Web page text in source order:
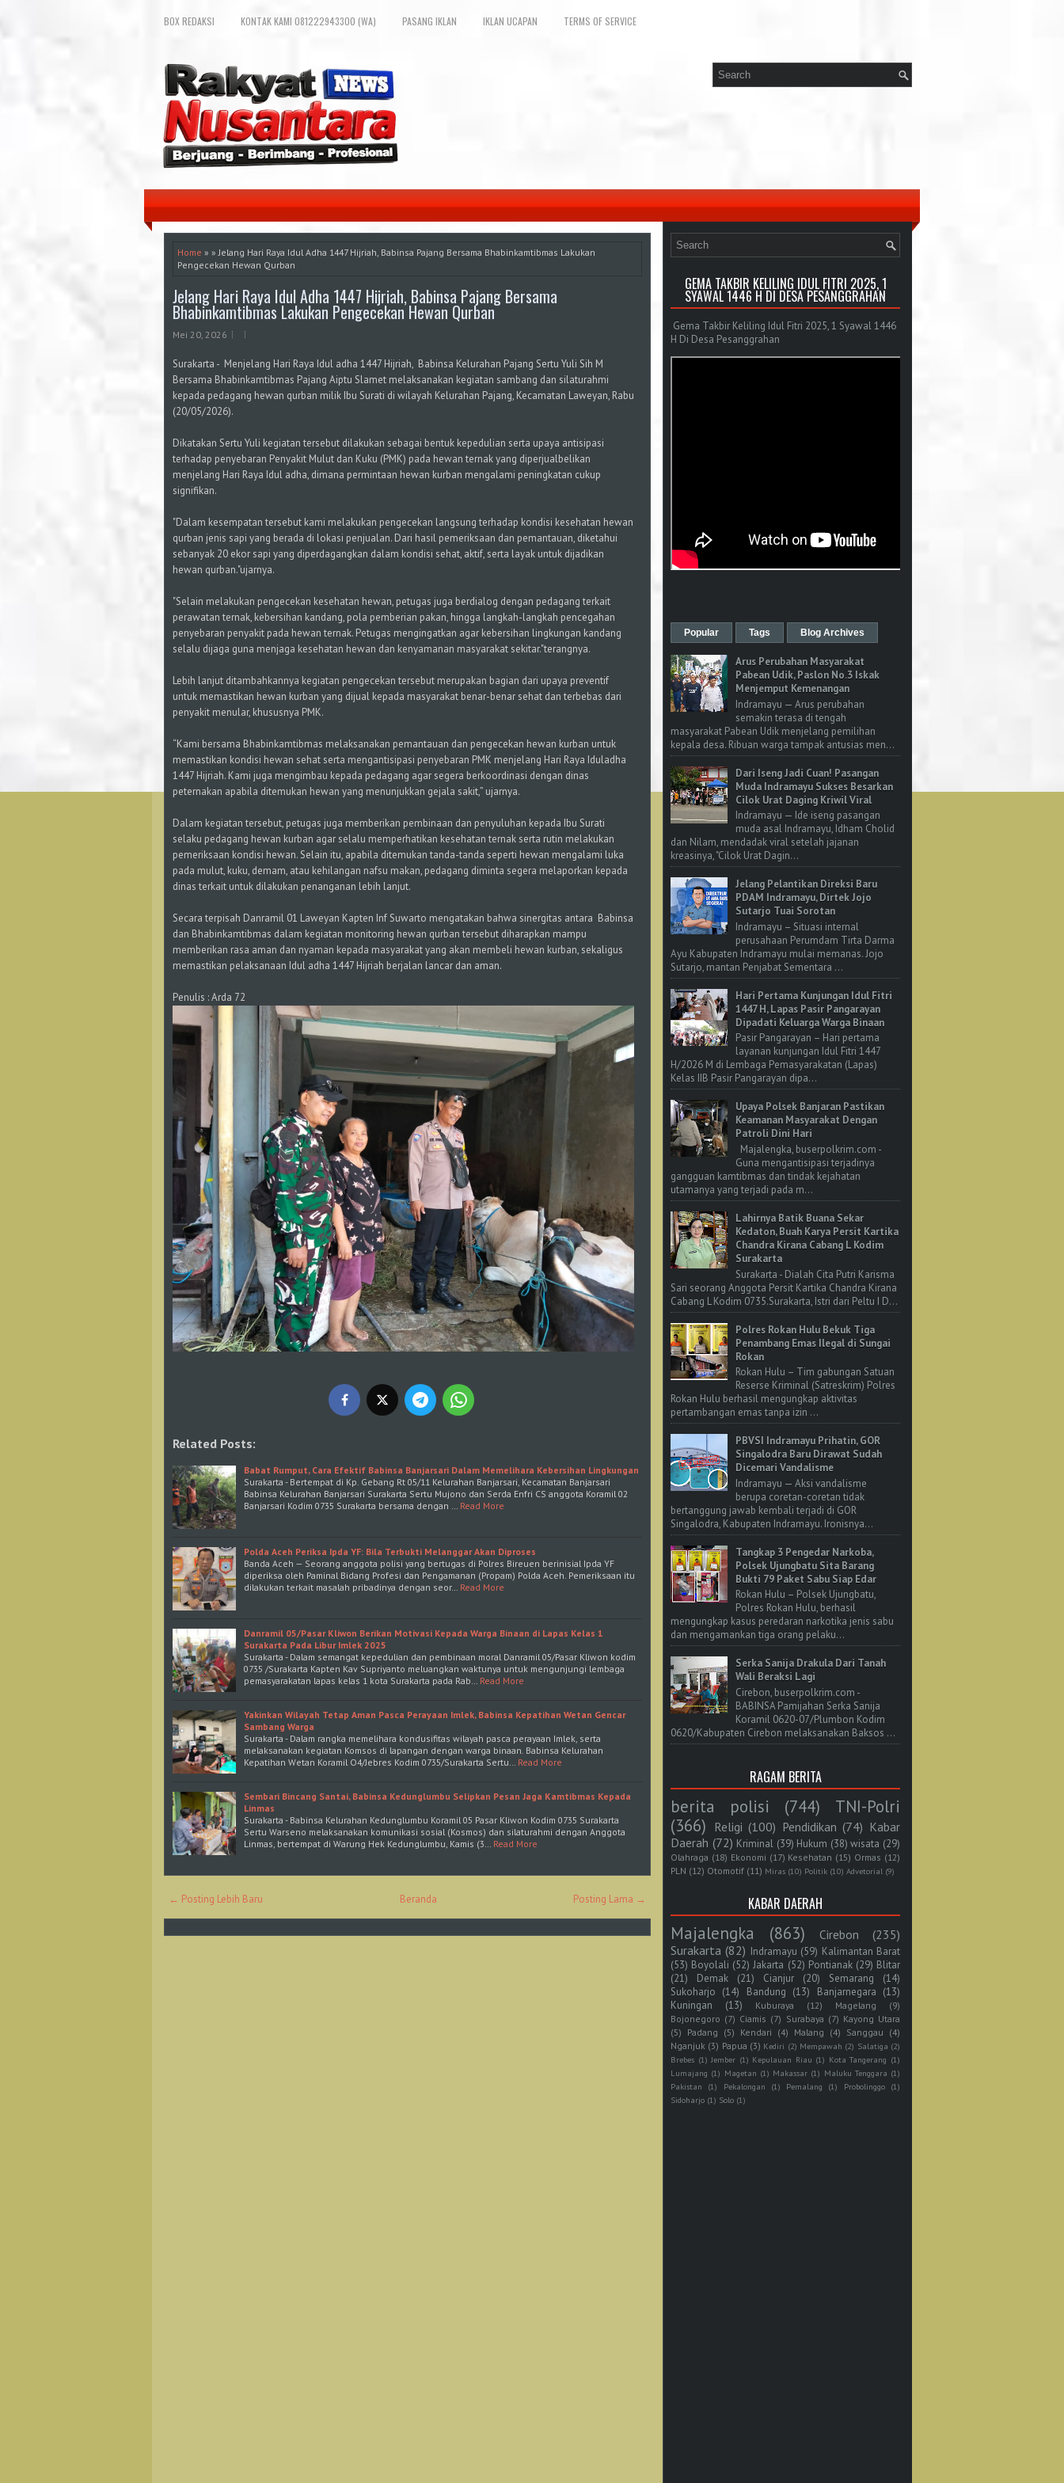
BOX REDAKSI KONTAK KAMI 081222943300 (WA) PASANG IKLAN IKLAN UCAPAN TERMS OF SERVICE
Home » » Jelang Hari Raya Idul Adha 1447 Hijriah, Babinsa Pajang Bersama Bhabinkamtibmas Lakukan
Pengecekan Hewan Qurban
Jelang Hari Raya Idul Adha 1447 Hijriah, Babinsa Pajang Bersama
Bhabinkamtibmas Lakukan Pengecekan Hewan Qurban
Mei 20, 2026
Surakarta - Menjelang Hari Raya Idul adha 1447 Hijriah, Babinsa Kelurahan Pajang Sertu Yuli Sih M
Bersama Bhabinkamtibmas Pajang Aiptu Slamet melaksanakan kegiatan sambang dan silaturahmi
kepada pedagang hewan qurban milik Ibu Surati di wilayah Kelurahan Pajang, Kecamatan Laweyan, Rabu
(20/05/2026).
Dikatakan Sertu Yuli kegiatan tersebut dilakukan sebagai bentuk kepedulian serta upaya antisipasi
terhadap penyebaran Penyakit Mulut dan Kuku (PMK) pada hewan ternak yang diperjualbelikan
menjelang Hari Raya Idul adha, dimana permintaan hewan kurban mengalami peningkatan cukup
signifikan.
"Dalam kesempatan tersebut kami melakukan pengecekan langsung terhadap kondisi kesehatan hewan
qurban jenis sapi yang berada di lokasi penjualan. Dari hasil pemeriksaan dan pemantauan, diketahui
sebanyak 20 ekor sapi yang diperdagangkan dalam kondisi sehat, aktif, serta layak untuk dijadikan
hewan qurban."ujarnya.
"Selain melakukan pengecekan kesehatan hewan, petugas juga berdialog dengan pedagang terkait
perawatan ternak, kebersihan kandang, pola pemberian pakan, hingga langkah-langkah pencegahan
penyebaran penyakit pada hewan ternak. Petugas mengingatkan agar kebersihan lingkungan kandang
selalu dijaga guna menjaga kesehatan hewan dan kenyamanan masyarakat sekitar."terangnya.
Lebih lanjut ditambahkannya kegiatan pengecekan tersebut merupakan bagian dari upaya preventif
untuk memastikan hewan kurban yang dijual kepada masyarakat benar-benar sehat dan terbebas dari
penyakit menular, khususnya PMK.
“Kami bersama Bhabinkamtibmas melaksanakan pemantauan dan pengecekan hewan kurban untuk
memastikan kondisi hewan sehat serta mengantisipasi penyebaran PMK menjelang Hari Raya Iduladha
1447 Hijriah. Kami juga mengimbau kepada pedagang agar segera berkoordinasi dengan dinas
peternakan apabila ditemukan hewan yang menunjukkan gejala sakit,” ujarnya.
Dalam kegiatan tersebut, petugas juga memberikan pembinaan dan penyuluhan kepada Ibu Surati
selaku pedagang hewan kurban agar selalu memperhatikan kesehatan ternak serta rutin melakukan
pemeriksaan kondisi hewan. Selain itu, apabila ditemukan tanda-tanda seperti hewan mengalami luka
pada mulut, kuku, demam, atau kehilangan nafsu makan, pedagang diminta segera melaporkan kepada
dinas terkait untuk dilakukan penanganan lebih lanjut.
Secara terpisah Danramil 01 Laweyan Kapten Inf Suwarto mengatakan bahwa sinergitas antara Babinsa
dan Bhabinkamtibmas dalam kegiatan monitoring hewan qurban tersebut diharapkan mampu
memberikan rasa aman dan nyaman kepada masyarakat yang akan membeli hewan kurban, sekaligus
memastikan pelaksanaan Idul adha 1447 Hijriah berjalan lancar dan aman.
Penulis : Arda 72
Related Posts:
Babat Rumput, Cara Efektif Babinsa Banjarsari Dalam Memelihara Kebersihan Lingkungan
Surakarta - Bertempat di Kp. Gebang Rt 05/11 Kelurahan Banjarsari, Kecamatan Banjarsari
Babinsa Kelurahan Banjarsari Surakarta Sertu Mujono dan Serda Enfri CS anggota Koramil 02
Banjarsari Kodim 0735 Surakarta bersama dengan … Read More
Polda Aceh Periksa Ipda YF: Bila Terbukti Melanggar Akan Diproses
Banda Aceh — Seorang anggota polisi yang bertugas di Polres Bireuen berinisial Ipda YF
diperiksa oleh Paminal Bidang Profesi dan Pengamanan (Propam) Polda Aceh. Pemeriksaan itu
dilakukan terkait masalah pribadinya dengan seor… Read More
Danramil 05/Pasar Kliwon Berikan Motivasi Kepada Warga Binaan di Lapas Kelas 1
Surakarta Pada Libur Imlek 2025
Surakarta - Dalam semangat kepedulian dan pembinaan moral Danramil 05/Pasar Kliwon kodim
0735 /Surakarta Kapten Kav Supriyanto meluangkan waktunya untuk mengunjungi lembaga
pemasyarakatan lapas kelas 1 kota Surakarta pada Rab… Read More
Yakinkan Wilayah Tetap Aman Pasca Perayaan Imlek, Babinsa Kepatihan Wetan Gencar
Sambang Warga
Surakarta - Dalam rangka memelihara kondusifitas wilayah pasca perayaan Imlek, serta
melaksanakan kegiatan Komsos di lapangan dengan warga binaan. Babinsa Kelurahan
Kepatihan Wetan Koramil O4/Jebres Kodim 0735/Surakarta Sertu… Read More
Sembari Bincang Santai, Babinsa Kedunglumbu Selipkan Pesan Jaga Kamtibmas Kepada
Linmas
Surakarta - Babinsa Kelurahan Kedunglumbu Koramil 05 Pasar Kliwon Kodim 0735 Surakarta
Sertu Warseno melaksanakan komunikasi sosial (Kosmos) dan silaturahmi dengan Anggota
Linmas, bertempat di Warung Hek Kedunglumbu, Kamis (3… Read More
← Posting Lebih Baru Posting Lama →
Beranda
GEMA TAKBIR KELILING IDUL FITRI 2025, 1
SYAWAL 1446 H DI DESA PESANGGRAHAN
Gema Takbir Keliling Idul Fitri 2025, 1 Syawal 1446
H Di Desa Pesanggrahan
Popular Tags Blog Archives
Arus Perubahan Masyarakat
Pabean Udik, Paslon No.3 Iskak
Menjemput Kemenangan
Indramayu — Arus perubahan
semakin terasa di tengah
masyarakat Pabean Udik menjelang pemilihan
kepala desa. Ribuan warga tampak antusias men...
Dari Iseng Jadi Cuan! Pasangan
Muda Indramayu Sukses Besarkan
Cilok Urat Daging Kriwil Viral
Indramayu — Ide iseng pasangan
muda asal Indramayu, Idham Cholid
dan Nilam, mendadak viral setelah jajanan
kreasinya, "Cilok Urat Dagin...
Jelang Pelantikan Direksi Baru
PDAM Indramayu, Dirtek Jojo
Sutarjo Tuai Sorotan
Indramayu – Situasi internal
perusahaan Perumdam Tirta Darma
Ayu Kabupaten Indramayu mulai memanas. Jojo
Sutarjo, mantan Penjabat Sementara ...
Hari Pertama Kunjungan Idul Fitri
1447 H, Lapas Pasir Pangarayan
Dipadati Keluarga Warga Binaan
Pasir Pangarayan – Hari pertama
layanan kunjungan Idul Fitri 1447
H/2026 M di Lembaga Pemasyarakatan (Lapas)
Kelas IIB Pasir Pangarayan dipa...
Upaya Polsek Banjaran Pastikan
Keamanan Masyarakat Dengan
Patroli Dini Hari
Majalengka, buserpolkrim.com -
Guna mengantisipasi terjadinya
gangguan kamtibmas dan tindak kejahatan
utamanya yang terjadi pada m...
Lahirnya Batik Buana Sekar
Kedaton, Buah Karya Persit Kartika
Chandra Kirana Cabang L Kodim
Surakarta
Surakarta - Dialah Cita Putri Karisma
Sari seorang Anggota Persit Kartika Chandra Kirana
Cabang L Kodim 0735.Surakarta, Istri dari Peltu I D...
Polres Rokan Hulu Bekuk Tiga
Penambang Emas Ilegal di Sungai
Rokan
Rokan Hulu – Tim gabungan Satuan
Reserse Kriminal (Satreskrim) Polres
Rokan Hulu berhasil mengungkap aktivitas
pertambangan emas tanpa izin ...
PBVSI Indramayu Prihatin, GOR
Singalodra Baru Dirawat Sudah
Dicemari Vandalisme
Indramayu — Aksi vandalisme
berupa coretan-coretan tidak
bertanggung jawab kembali terjadi di GOR
Singalodra, Kabupaten Indramayu. Ironisnya...
Tangkap 3 Pengedar Narkoba,
Polsek Ujungbatu Sita Barang
Bukti 79 Paket Sabu Siap Edar
Rokan Hulu – Polsek Ujungbatu,
Polres Rokan Hulu, berhasil
mengungkap kasus peredaran narkotika jenis sabu
dan mengamankan tiga orang pelaku...
Serka Sanija Drakula Dari Tanah
Wali Beraksi Lagi
Cirebon, buserpolkrim.com -
BABINSA Pamijahan Serka Sanija
Koramil 0620-07/Plumbon Kodim
0620/Kabupaten Cirebon melaksanakan Baksos ...
RAGAM BERITA
berita polisi (744)
TNI-Polri
(366) Religi (100) Pendidikan (74) Kabar
Daerah (72) Kriminal (39) Hukum (38) wisata (29)
Olahraga (18) Ekonomi (17) Kesehatan (15) Ormas (12)
PLN (12) Otomotif (11) Miras (10) Politik (10) Advetorial (9)
KABAR DAERAH
Majalengka (863) Cirebon
(235)
Surakarta (82) Indramayu (59) Kalimantan Barat
(53) Boyolali (52) Jakarta (52) Pontianak (29) Blitar
(21)
Demak (21) Cianjur (20) Semarang
(14)
Sukoharjo (14) Bandung (13) Banjarnegara (13)
Kuningan
(13) Kuburaya (12) Magelang
(9)
Bojonegoro (7) Ciamis (7) Surabaya (7) Kayong Utara
(5) Padang (5) Kendari (4) Malang (4) Sanggau (4)
Nganjuk (3) Papua (3) Kediri (2) Mempawah (2) Salatiga (2)
Brebes (1) Jember (1) Kepulauan Riau (1) Kota Tangerang (1)
Lumajang (1) Magetan (1) Makassar (1) Maluku Tenggara (1)
Pakistan
(1) Pekalongan (1) Pemalang (1) Probolinggo (1)
Sidoharjo (1) Solo (1)